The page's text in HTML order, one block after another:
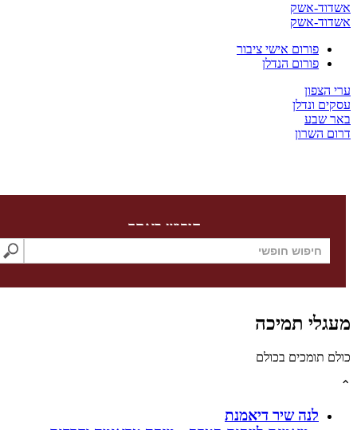
אשק
אשק
פורום אישי ציבור
פורום הנדלן
הצפון
ונדלן
שבע
השרון
חיפוש באתר
תמיכה
תומכים בכולם
לנה שיר דיאמנת